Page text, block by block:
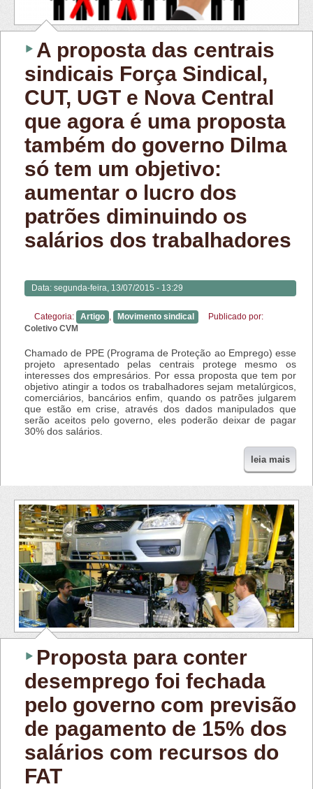
A proposta das centrais
sindicais Força Sindical,
CUT, UGT e Nova Central
que agora é uma proposta
também do governo Dilma
só tem um objetivo:
aumentar o lucro dos
patrões diminuindo os
salários dos trabalhadores
Data: segunda-feira, 13/07/2015 - 13:29
Categoria: Artigo , Movimento sindical
Publicado por:
Coletivo CVM
Chamado de PPE (Programa de Proteção ao Emprego) esse
projeto apresentado pelas centrais protege mesmo os
interesses dos empresários. Por essa proposta que tem por
objetivo atingir a todos os trabalhadores sejam metalúrgicos,
comerciários, bancários enfim, quando os patrões julgarem
que estão em crise, através dos dados manipulados que
serão aceitos pelo governo, eles poderão deixar de pagar
30% dos salários.
leia mais
Proposta para conter
desemprego foi fechada
pelo governo com previsão
de pagamento de 15% dos
salários com recursos do
FAT